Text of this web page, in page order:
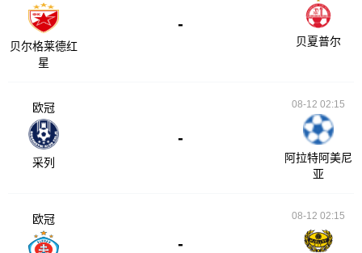
贝尔格莱德红
星
-
贝夏普尔
欧冠
采列
-
08-12 02:15
阿拉特阿美尼
亚
欧冠
-
08-12 02:15